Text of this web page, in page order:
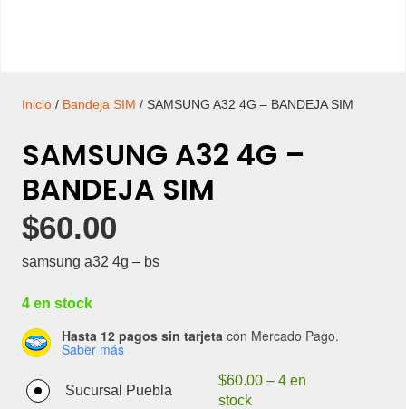
Inicio / Bandeja SIM / SAMSUNG A32 4G – BANDEJA SIM
SAMSUNG A32 4G –
BANDEJA SIM
$60.00
samsung a32 4g – bs
4 en stock
Hasta 12 pagos sin tarjeta con Mercado Pago.
Saber más
Sucursal Puebla
$60.00 –4 en
stock